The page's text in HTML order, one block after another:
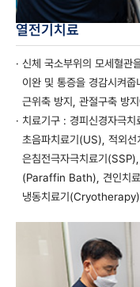
열전기치료
· 신체 국소부위의 모세혈관
이완 및 통증을 경감시켜
근위축 방지, 관절구축 방
· 치료기구 : 경피신경자극
초음파치료기(US), 적외
은침전극자극치료기
(Paraffin Bath), 견인치료
냉동치료기(Cryotherapy)